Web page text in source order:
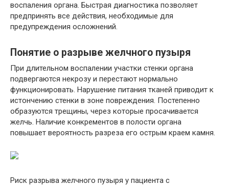
воспаления органа. Быстрая диагностика позволяет
предпринять все действия, необходимые для
предупреждения осложнений.
Понятие о разрыве желчного пузыря
При длительном воспалении участки стенки органа
подвергаются некрозу и перестают нормально
функционировать. Нарушение питания тканей приводит к
истончению стенки в зоне повреждения. Постепенно
образуются трещины, через которые просачивается
желчь. Наличие конкрементов в полости органа
повышает вероятность разреза его острым краем камня.
Риск разрыва желчного пузыря у пациента с